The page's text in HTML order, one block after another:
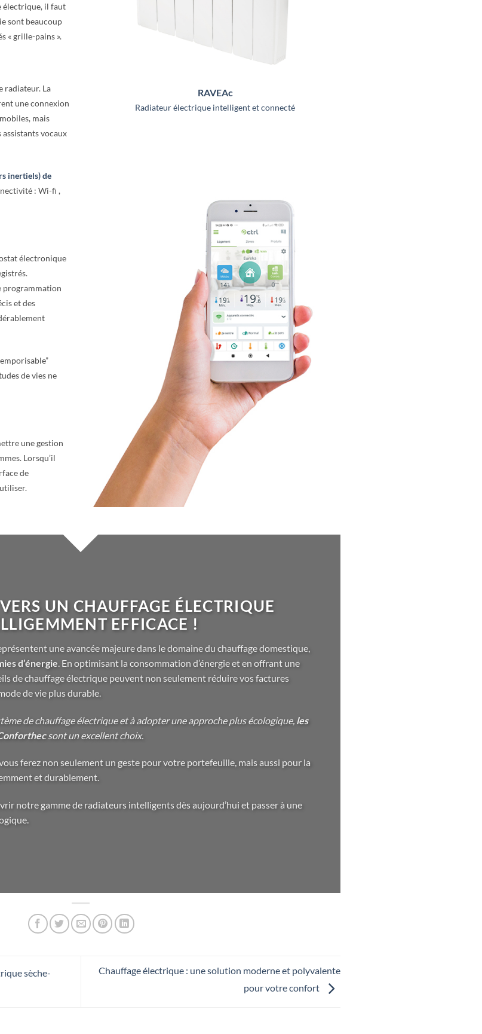
électrique, il faut
sont beaucoup
« grille-pains ».
radiateur. La
une connexion
mais
vocaux
inertiels) de
: Wi-fi ,
électronique
programmation
et des
de vies ne
une gestion
Lorsqu’il
de
RAVEAc
Radiateur électrique intelligent et connecté
UN CHAUFFAGE ÉLECTRIQUE
EFFICACE !
une avancée majeure dans le domaine du chauffage domestique,
d’énergie . En optimisant la consommation d’énergie et en offrant une
de chauffage électrique peuvent non seulement réduire vos factures
de vie plus durable.
de chauffage électrique et à adopter une approche plus écologique, les
sont un excellent choix.
ferez non seulement un geste pour votre portefeuille, mais aussi pour la
et durablement.
notre gamme de radiateurs intelligents dès aujourd’hui et passer à une
sèche-
Chauffage électrique : une solution moderne et polyvalente
pour votre confort